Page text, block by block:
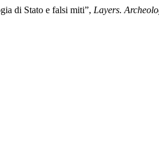
di Stato e falsi miti”, Layers.